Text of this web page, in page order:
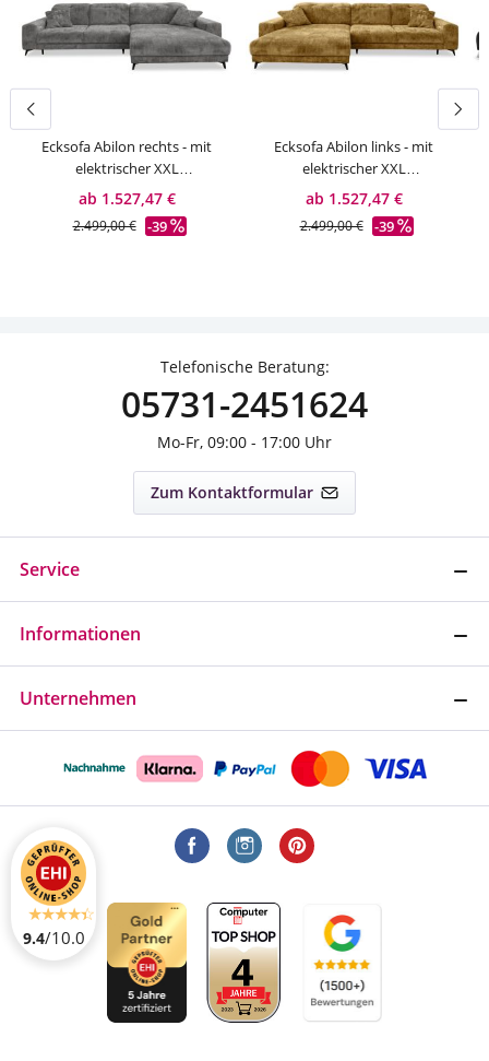
Ecksofa Abilon rechts - mit
elektrischer XXL
Sitztiefenverstellung
ab 1.527,47 €
2.499,00 € -39
Ecksofa Abilon links - mit
elektrischer XXL
Sitztiefenverstellung
ab 1.527,47 €
2.499,00 € -39
Telefonische Beratung:
05731-2451624
Mo-Fr, 09:00 - 17:00 Uhr
Zum Kontaktformular
Service
Informationen
Unternehmen
9.4/10.0